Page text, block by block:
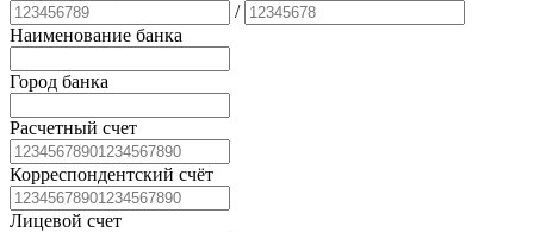
/
Наименование банка
Город банка
Расчетный счет
Корреспондентский счёт
Лицевой счет